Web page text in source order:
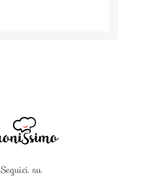
Seguici su